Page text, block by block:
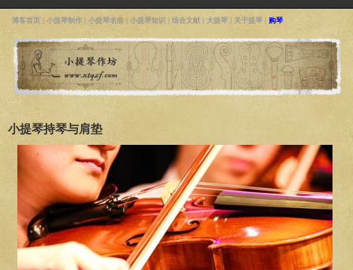
博客首页 小提琴制作 小提琴名曲 小提琴知识 综合文献 大提琴 关于提琴 购琴
小提琴持琴与肩垫